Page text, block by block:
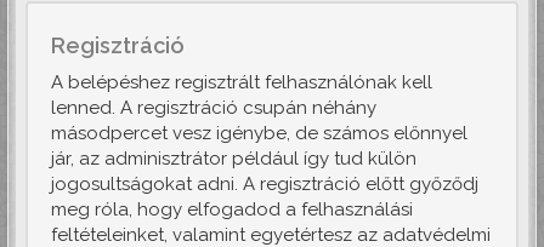
Regisztráció
A belépéshez regisztrált felhasználónak kell
lenned. A regisztráció csupán néhány
másodpercet vesz igénybe, de számos előnnyel
jár, az adminisztrátor például így tud külön
jogosultságokat adni. A regisztráció előtt győződj
meg róla, hogy elfogadod a felhasználási
feltételeinket, valamint egyetértesz az adatvédelmi